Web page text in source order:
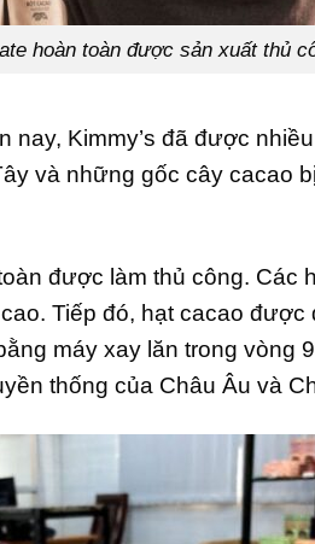
hoàn toàn được sản xuất thủ
Kimmy’s đã được
và những gốc cây cacao
được làm thủ công.
Tiếp đó, hạt cacao
máy xay lăn trong vòng
thống của Châu Âu và